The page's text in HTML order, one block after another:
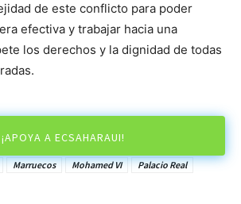
de este conflicto para poder
efectiva y trabajar hacia una
los derechos y la dignidad de todas
¡APOYA A ECSAHARAUI!
Marruecos Mohamed VI
Palacio Real